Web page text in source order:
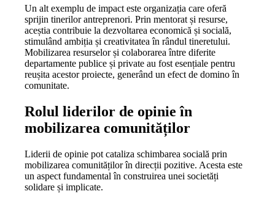
Un alt exemplu de impact este organizația care oferă
sprijin tinerilor antreprenori. Prin mentorat și resurse,
aceștia contribuie la dezvoltarea economică și socială,
stimulând ambiția și creativitatea în rândul tineretului.
Mobilizarea resurselor și colaborarea între diferite
departamente publice și private au fost esențiale pentru
reușita acestor proiecte, generând un efect de domino în
comunitate.
Rolul liderilor de opinie în
mobilizarea comunităților
Liderii de opinie pot cataliza schimbarea socială prin
mobilizarea comunităților în direcții pozitive. Acesta este
un aspect fundamental în construirea unei societăți
solidare și implicate.